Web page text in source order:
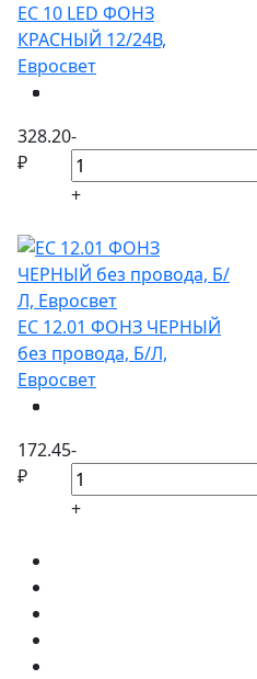
ЕС 10 LED ФОНЗ
КРАСНЫЙ 12/24В,
Евросвет
328.20
₽
-
+
ЕС 12.01 ФОНЗ ЧЕРНЫЙ
без провода, Б/Л,
Евросвет
172.45
₽
-
+